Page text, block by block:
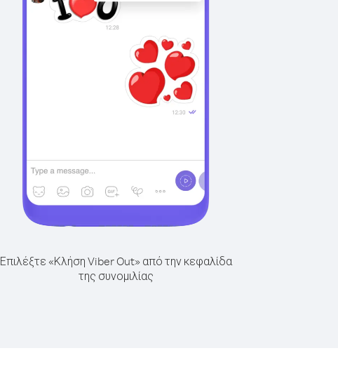
Επιλέξτε «Κλήση Viber Out» από την κεφαλίδα
της συνομιλίας